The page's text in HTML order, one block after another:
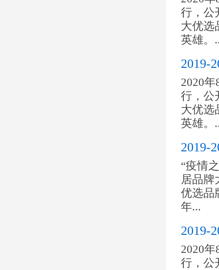
行，公
大优选
英雄。
2019-
2020
行，公
大优选
英雄。
2019-
“疫情
居品牌
优选品
年...
2019-
2020
行，公